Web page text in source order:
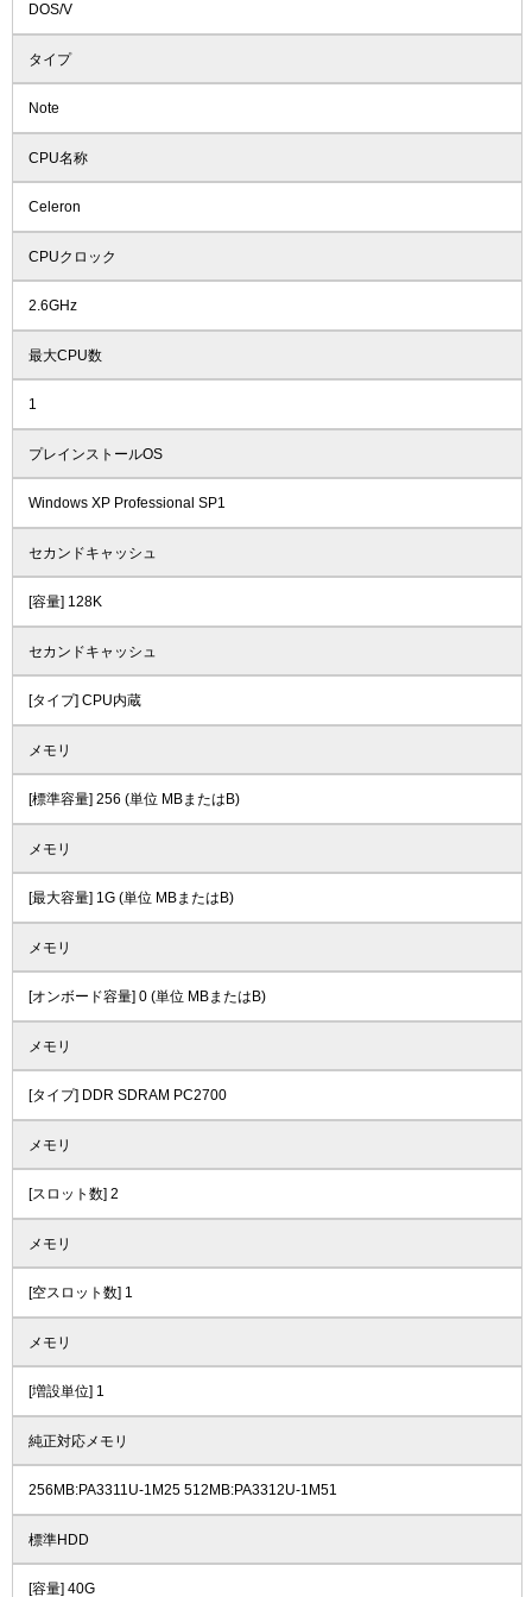
DOS/V
タイプ
Note
CPU名称
Celeron
CPUクロック
2.6GHz
最大CPU数
1
プレインストールOS
Windows XP Professional SP1
セカンドキャッシュ
[容量] 128K
セカンドキャッシュ
[タイプ] CPU内蔵
メモリ
[標準容量] 256 (単位 MBまたはB)
メモリ
[最大容量] 1G (単位 MBまたはB)
メモリ
[オンボード容量] 0 (単位 MBまたはB)
メモリ
[タイプ] DDR SDRAM PC2700
メモリ
[スロット数] 2
メモリ
[空スロット数] 1
メモリ
[増設単位] 1
純正対応メモリ
256MB:PA3311U-1M25 512MB:PA3312U-1M51
標準HDD
[容量] 40G